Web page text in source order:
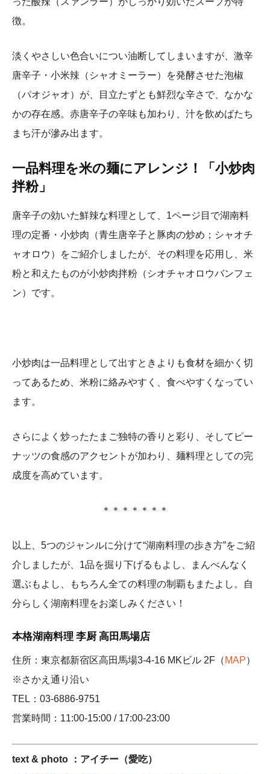
徴。
淡くやさしい色合いについ油断してしまいますが、激辛
唐辛子・小米辣（シャオミーラー）を発酵させた泡椒
（パオジャオ）が、目立たずとも鮮烈な辛さで、なかな
かの存在感。赤唐辛子の辛味も加わり、汁を飲めばたち
まち汗が滲み出ます。
一品料理を米の麺にアレンジ！「小炒肉
拌粉」
唐辛子の効いた鮮辣な料理として、1ページ目で湖南料
理の定番・小炒肉（青生唐辛子と豚肉の炒め；シャオチ
ャオロウ）をご紹介しましたが、その料理を応用し、米
粉と和えたものが小炒肉拌粉（シオチャオロウバンフェ
ン）です。
小炒肉は一品料理として出すときよりも食材を細かく切
ってあるため、米粉に絡みやすく、食べやすくなってい
ます。
さらによく炒ったたまご独特の香りと彩り、そしてピー
ナッツの食感のアクセントが加わり、麺料理としての完
成度を高めています。
＊＊＊＊＊＊＊
以上、5つのジャンルに分けて“湖南料理の歩き方”をご紹
介しましたが、1品を掘り下げるもよし、まんべんなく
選ぶもよし、もちろん全ての料理の制覇もまたよし。自
分らしく湖南料理をお楽しみください！
本格湖南料理 李厨 高田馬場店
住所：東京都新宿区高田馬場3-4-16 MKビル 2F（ MAP）
※さかえ通り沿い
TEL：03-6886-9751
営業時間：11:00-15:00 / 17:00-23:00
text & photo ：アイチー（愛吃）